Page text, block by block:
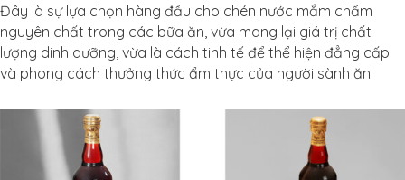
Đây là sự lựa chọn hàng đầu cho chén nước mắm chấm
nguyên chất trong các bữa ăn, vừa mang lại giá trị chất
lượng dinh dưỡng, vừa là cách tinh tế để thể hiện đẳng cấp
và phong cách thưởng thức ẩm thực của người sành ăn